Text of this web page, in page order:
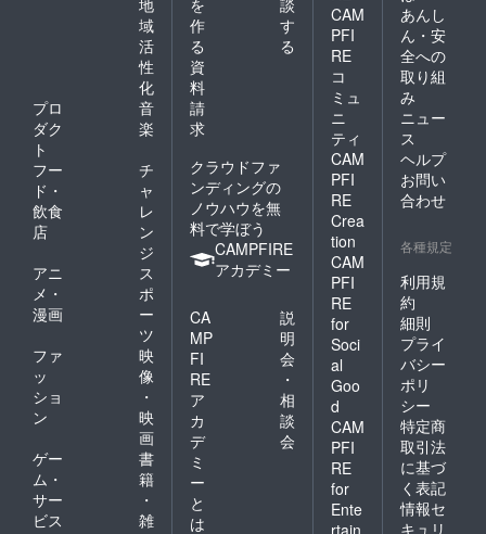
と思いました 自分の
好きなカメラだけでな
く、乃木坂46や欅坂
46、たこ焼きレイン
ボーなど様々なアイド
ルに興味がある方を集
めてイベント企画をし
たいと考えてます。
また、そこから撮影す
る事にも繋がり、そこ
から仕事の依頼の可能
性を広げることができ
るのではないかと
2018年9月23日 追記
写真を使った学習グッ
ズ作りなども行なって
いきたいと思いまし
た。 詳細は決定次第
報告します！ 以上の
などでご相談くださ
い！ 皆さんのコメン
トお待ちしています！
域
活
性
化
プロ
ダク
ト
音
楽
フー
ド・
飲食
店
チ
ャ
レ
ン
ジ
アニ
メ・
漫画
ス
ポ
ー
ツ
ファ
ッ
ショ
ン
映
像
・
映
画
ゲー
ム・
サー
ビス
書
籍
・
雑
作
る
す
る
資
料
請
求
クラウドファ
ンディングの
ノウハウを無
料で学ぼう
CAMPFIRE
アカデミー
CA
MP
FI
RE
ア
カ
デ
ミ
ー
と
は
説
明
会
・
相
談
会
CAM
PFI
RE
コ
ミュ
ニ
ティ
CAM
PFI
RE
Crea
tion
CAM
PFI
RE
for
Soci
al
Goo
d
CAM
PFI
RE
for
Ente
rtain
あんし
ん・安
全への
取り組
み
ニュー
ス
ヘルプ
お問い
合わせ
各種規定
利用規
約
細則
プライ
バシー
ポリ
シー
特定商
取引法
に基づ
く表記
情報セ
キュリ